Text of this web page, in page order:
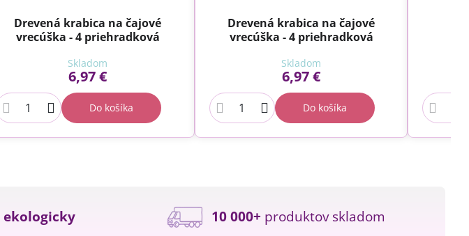
Drevená krabica na čajové
vrecúška - 4 priehradková
Skladom
6,97 €
Do košíka
Drevená krabica na čajové
vrecúška - 4 priehradková
Skladom
6,97 €
Do košíka
ekologicky 10 000+ produktov skladom